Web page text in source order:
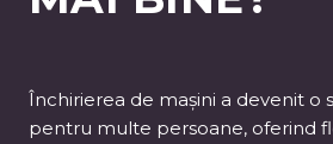
Închirierea de mașini a devenit o
pentru multe persoane, oferind